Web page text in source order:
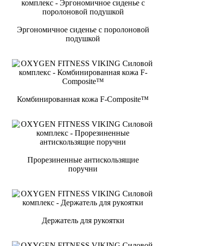
Эргономичное сиденье с поролоновой
подушкой
Комбинированная кожа F-Composite™
Прорезиненные антискользящие
поручни
Держатель для рукоятки